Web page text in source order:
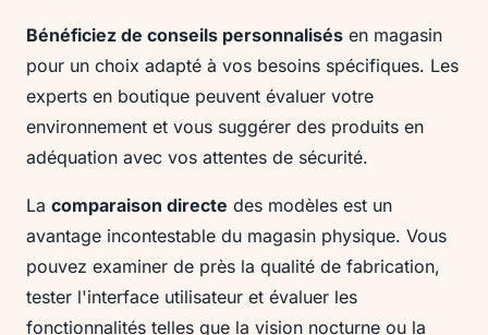
Bénéficiez de conseils personnalisés en magasin
pour un choix adapté à vos besoins spécifiques. Les
experts en boutique peuvent évaluer votre
environnement et vous suggérer des produits en
adéquation avec vos attentes de sécurité.
La comparaison directe des modèles est un
avantage incontestable du magasin physique. Vous
pouvez examiner de près la qualité de fabrication,
tester l'interface utilisateur et évaluer les
fonctionnalités telles que la vision nocturne ou la